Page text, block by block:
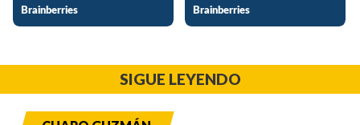
SIGUE LEYENDO